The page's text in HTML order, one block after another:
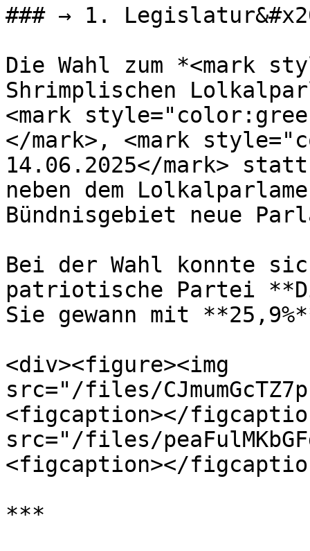
### → 1.
Die Wahl zum *<mark
Shrimplischen
<mark
</mark>, <mark
14.06.2025</mark>
neben dem
Bündnisgebiet neue
Bei der Wahl konnte
patriotische Partei
Sie gewann mit
<div><figure><img
src="/files/
<figcaption></
src="/files/
<figcaption></
***